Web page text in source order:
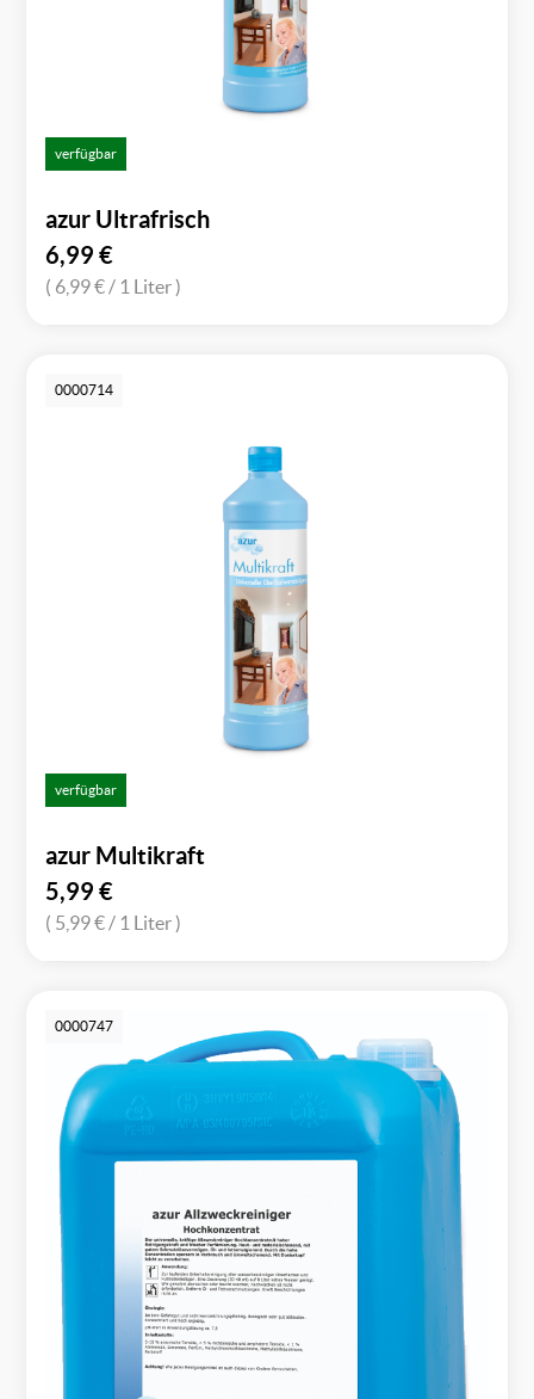
verfügbar
azur Ultrafrisch
6,99 €
( 6,99 €/ 1 Liter )
0000714
verfügbar
azur Multikraft
5,99 €
( 5,99 €/ 1 Liter )
0000747